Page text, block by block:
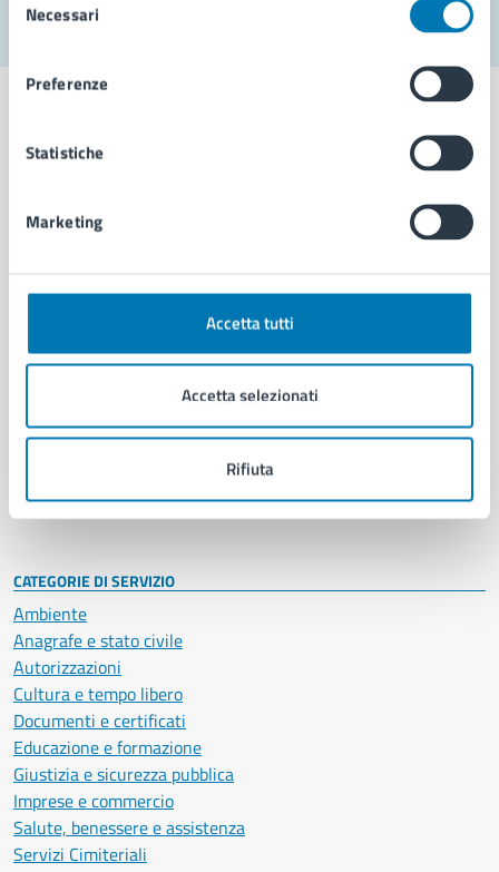
delNecessari
Preferenze
Statistiche
Marketing
Accetta tutti
Accetta selezionati
Rifiuta
Aree amministrative
Uffici
Politici
Intranet, posta aziendale e protocollo
CATEGORIE DI SERVIZIO
Ambiente
Anagrafe e stato civile
Autorizzazioni
Cultura e tempo libero
Documenti e certificati
Educazione e formazione
Giustizia e sicurezza pubblica
Imprese e commercio
Salute, benessere e assistenza
Servizi Cimiteriali